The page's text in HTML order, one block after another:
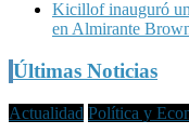
Kicillof inauguró
en Almirante
Últimas Noticias
Actualidad Política y